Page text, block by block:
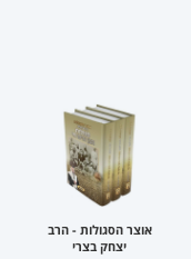
אוצר הסגולות - הרב
יצחק בצרי